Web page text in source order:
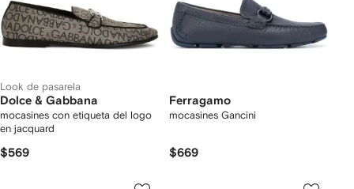
Look de pasarela
Dolce & Gabbana
mocasines con etiqueta del logo
en jacquard
$569
Ferragamo
mocasines Gancini
$669